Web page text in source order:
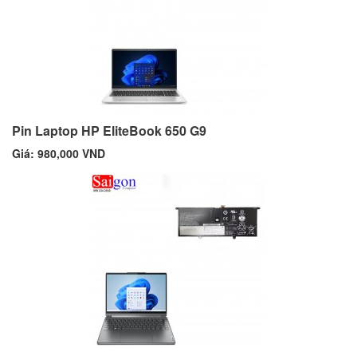
Pin Laptop HP EliteBook 650 G9
Giá: 980,000 VND